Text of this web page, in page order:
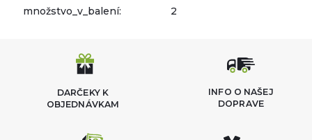
množstvo_v_balení:
2
DARČEKY K
OBJEDNÁVKAM
INFO O NAŠEJ
DOPRAVE